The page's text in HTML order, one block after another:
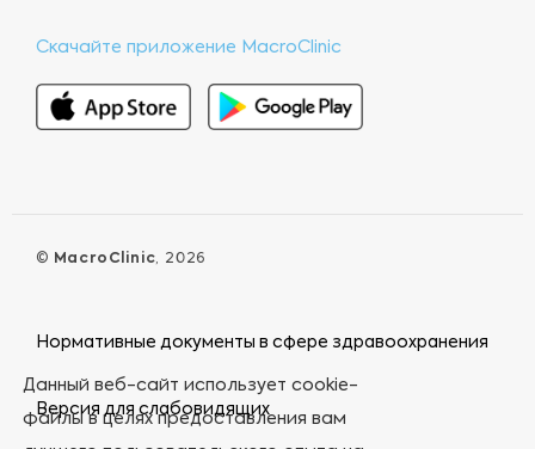
Скачайте приложение MacroClinic
© MacroClinic, 2026
Нормативные документы в сфере здравоохранения
Версия для слабовидящих
Данный веб-сайт использует cookie-
файлы в целях предоставления вам